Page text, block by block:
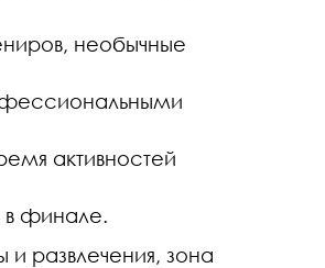
необычные
активностей
в финале.
развлечения, зона